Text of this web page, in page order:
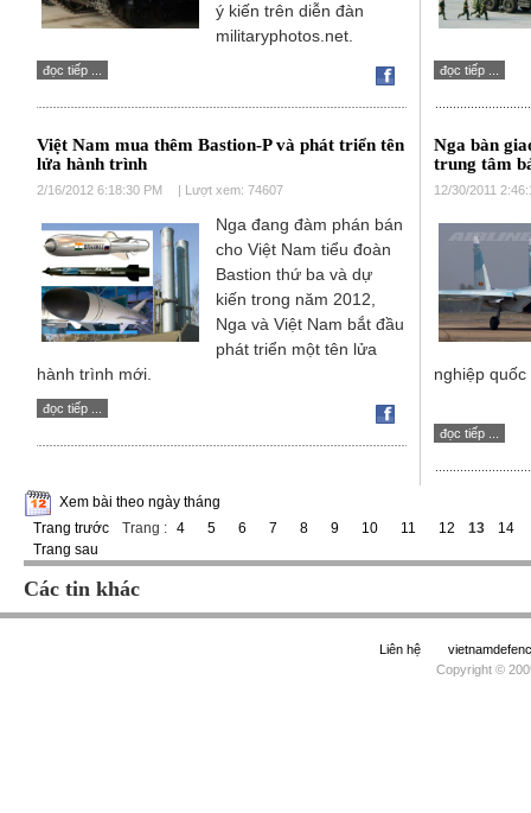
ý kiến trên diễn đàn
militaryphotos.net.
đọc tiếp ... đọc tiếp ...
Việt Nam mua thêm Bastion-P và phát triển tên
lửa hành trình
2/16/2012 6:18:30 PM | Lượt xem: 74607
Nga đang đàm phán bán
cho Việt Nam tiểu đoàn
Bastion thứ ba và dự
kiến trong năm 2012,
Nga và Việt Nam bắt đầu
phát triển một tên lửa
hành trình mới.
đọc tiếp ...
Nga bàn
trung tâm
12/30/2011
nghiệp
đọc tiếp ...
Xem bài theo ngày tháng
Trang trước
Trang : 4 5 6 7 8 9 10 11 12 13
14
Trang sau
Các tin khác
Liên hệ
Copyright ©